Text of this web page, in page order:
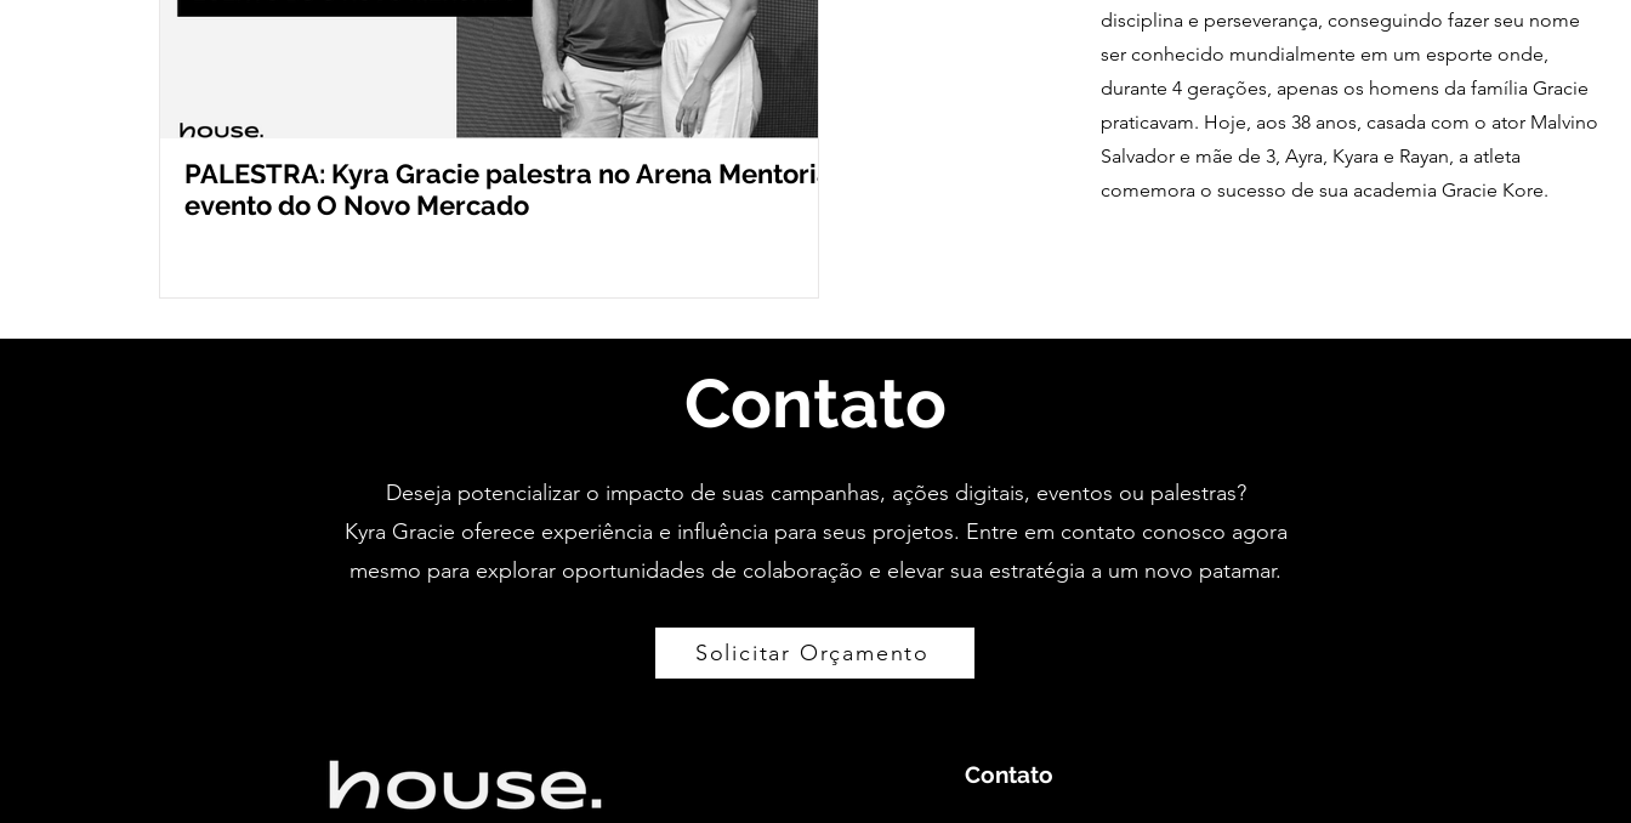
PALESTRA: Kyra Gracie palestra no Arena Mentoria,
evento do O Novo Mercado
disciplina e perseverança, conseguindo fazer seu nome
ser conhecido mundialmente em um esporte onde,
durante 4 gerações, apenas os homens da família Gracie
praticavam. Hoje, aos 38 anos, casada com o ator Malvino
Salvador e mãe de 3, Ayra, Kyara e Rayan, a atleta
comemora o sucesso de sua academia Gracie Kore.
Contato
Deseja potencializar o impacto de suas campanhas, ações digitais, eventos ou palestras?
Kyra Gracie oferece experiência e influência para seus projetos. Entre em contato conosco agora
mesmo para explorar oportunidades de colaboração e elevar sua estratégia a um novo patamar.
Solicitar Orçamento
Contato